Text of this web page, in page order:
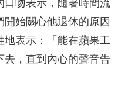
口吻表示，隨著時間流
始關心他退休的原因
地表示：「能在蘋果工
去，直到內心的聲音告